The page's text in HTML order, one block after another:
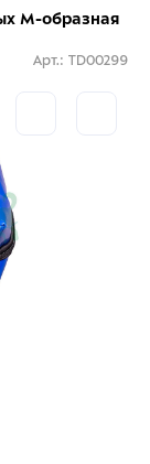
М-образная
Арт.: TD00299